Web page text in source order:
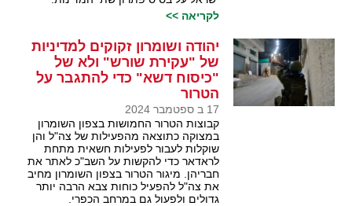
לקריאה >>
יהודה ושומרון זקוקים למדיניות
של "עקירת שורש" ולא של
"כיסוח דשא" כדי להתגבר על
הטרור
17 ב ספטמבר 2024
קבוצות הטרור החמושות בצפון השומרון
במצוקה כתוצאה מהפעילות של צה"ל והן
שוקלות לעבור לפעילות חשאית מתחת
לראדאר כדי להקשות על השב"כ לאתר את
חבריהן. מיגור הטרור בצפון השומרון מחיב
את צה"ל להפעיל כוחות צבא הרבה יותר
גדולים ולפעול גם במרחב הכפרי.